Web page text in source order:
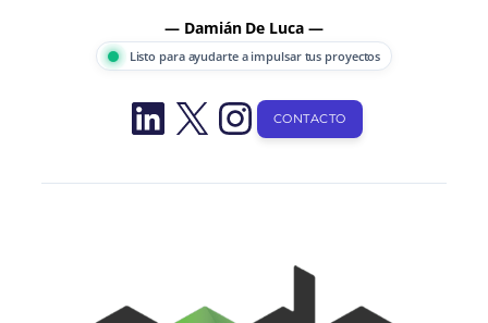
— Damián De Luca —
Listo para ayudarte a impulsar tus proyectos
LinkedIn
X Instagram
CONTACTO